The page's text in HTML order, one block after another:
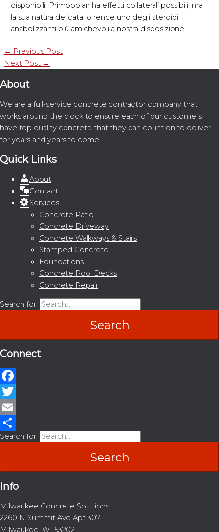
disponibili. Primobolan ha effetti collaterali possibili, ma
la sua natura delicata lo rende uno degli steroidi
anabolizzanti più amichevoli a nostra disposizione.
← Previous Post
Next Post →
About
We are a full-service concrete contractor company that
works around the clock to ensure each of our customers
have top quality concrete that they can count on to deliver
for years and years to come.
Quick Links
About
Contact
Services
Concrete Patio
Concrete Driveway
Concrete Walkways & Stairs
Stamped Concrete
Foundations
Concrete Pool Decks
Concrete Repair
Search for:
Connect
Facebook
Twitter
Email
Share
Search for:
Info
Milwaukee Concrete Solutions
2260 N Summit Ave Apt 307
Milwaukee, WI 53202